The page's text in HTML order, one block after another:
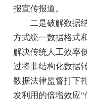
报宣传报道。
二是破解数据
方式统一数据格式
解决传统人工效率
过将非结构化数据
数据法律监督打下
发利用的倍增效应”